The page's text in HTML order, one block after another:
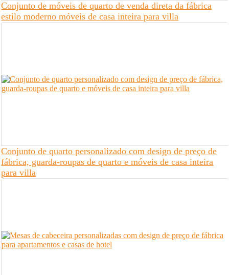
Conjunto de móveis de quarto de venda direta da fábrica
estilo moderno móveis de casa inteira para villa
Conjunto de quarto personalizado com design de preço de
fábrica, guarda-roupas de quarto e móveis de casa inteira
para villa